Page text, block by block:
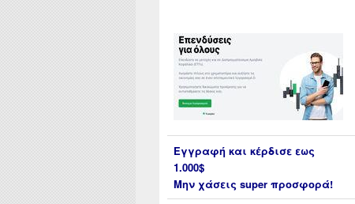
Εγγραφή και κέρδισε εως
1.000$
Μην χάσεις super προσφορά!